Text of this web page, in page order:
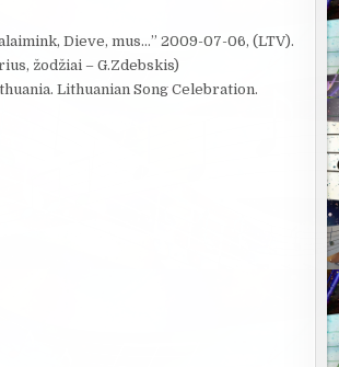
Dieve, mus…” 2009-07-06, (LTV).
žodžiai – G.Zdebskis)
Lithuanian Song Celebration.